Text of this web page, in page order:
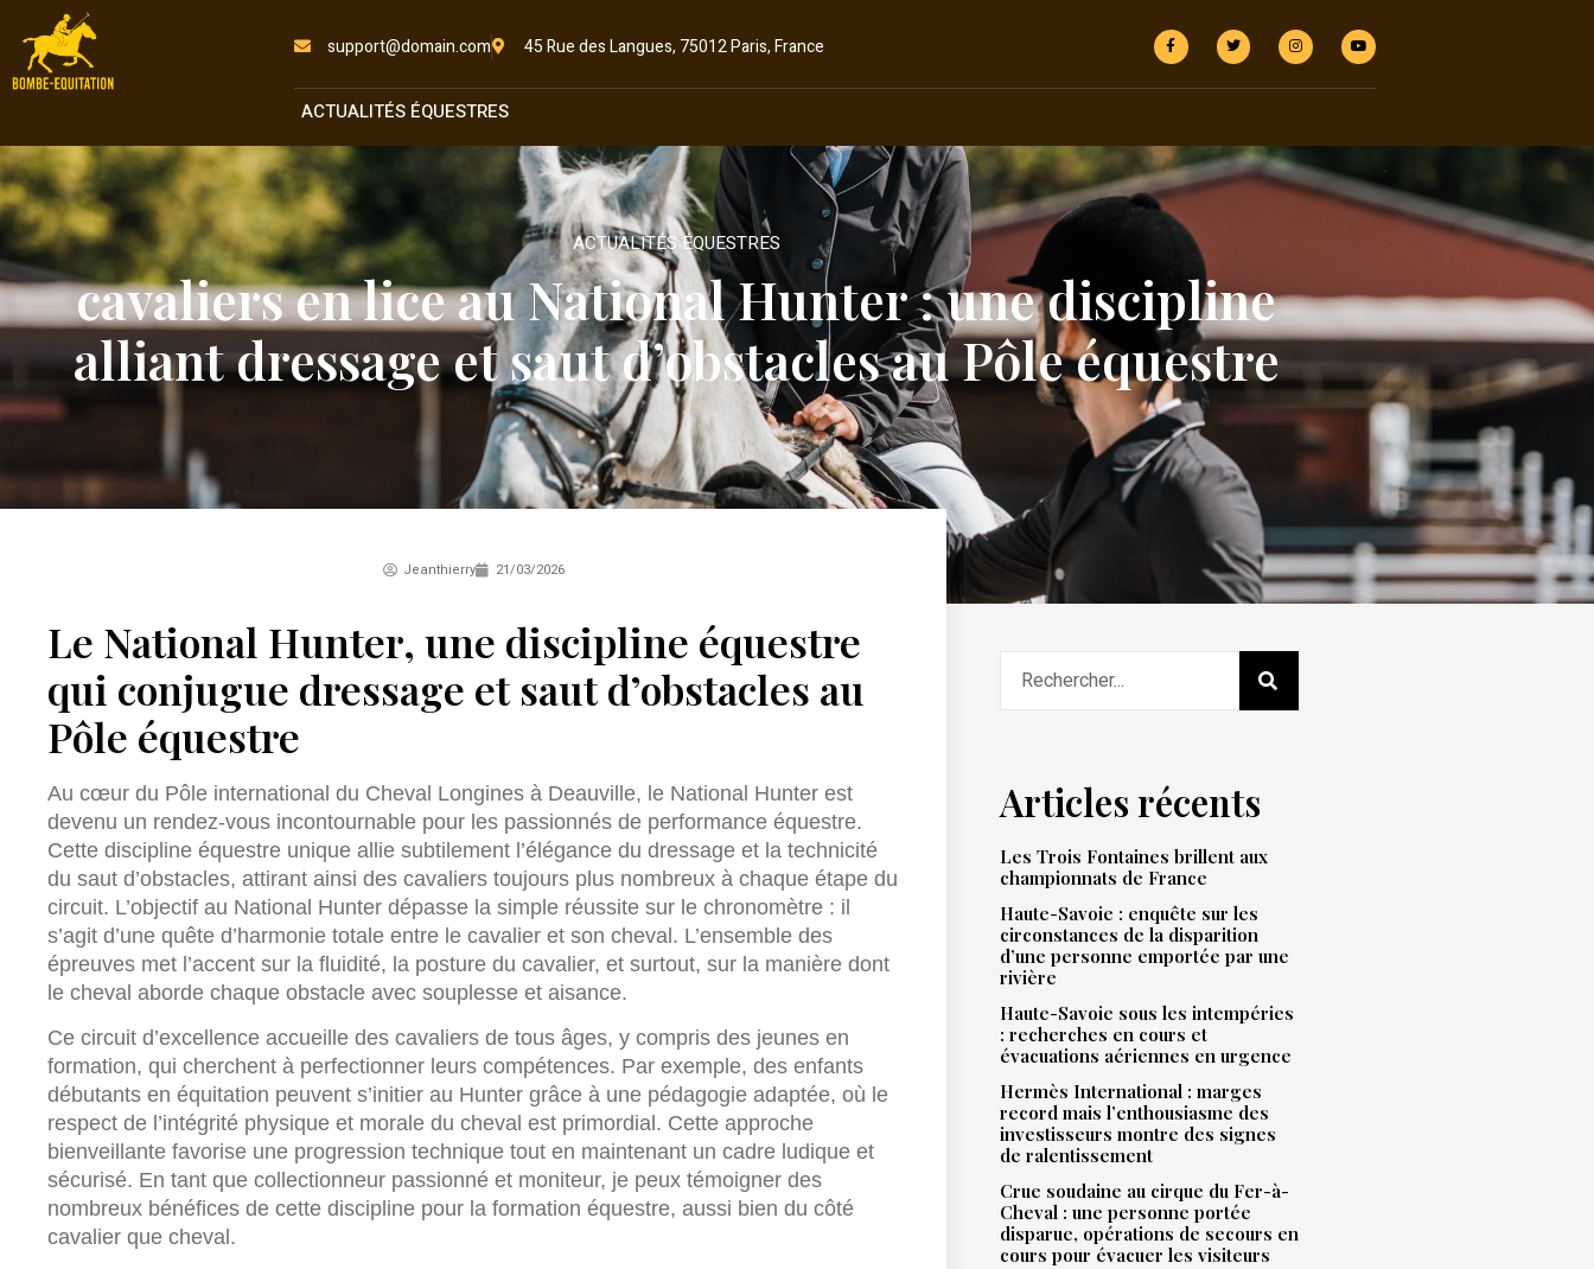
support@domain.com 45 Rue des Langues, 75012 Paris, France
ACTUALITÉS ÉQUESTRES
ACTUALITÉS ÉQUESTRES
cavaliers en lice au National Hunter : une discipline
alliant dressage et saut d’obstacles au Pôle équestre
Jeanthierry 21/03/2026
Le National Hunter, une discipline équestre
qui conjugue dressage et saut d’obstacles au
Pôle équestre
Au cœur du Pôle international du Cheval Longines à Deauville, le National Hunter est
devenu un rendez-vous incontournable pour les passionnés de performance équestre.
Cette discipline équestre unique allie subtilement l’élégance du dressage et la technicité
du saut d’obstacles, attirant ainsi des cavaliers toujours plus nombreux à chaque étape du
circuit. L’objectif au National Hunter dépasse la simple réussite sur le chronomètre : il
s’agit d’une quête d’harmonie totale entre le cavalier et son cheval. L’ensemble des
épreuves met l’accent sur la fluidité, la posture du cavalier, et surtout, sur la manière dont
le cheval aborde chaque obstacle avec souplesse et aisance.
Ce circuit d’excellence accueille des cavaliers de tous âges, y compris des jeunes en
formation, qui cherchent à perfectionner leurs compétences. Par exemple, des enfants
débutants en équitation peuvent s’initier au Hunter grâce à une pédagogie adaptée, où le
respect de l’intégrité physique et morale du cheval est primordial. Cette approche
bienveillante favorise une progression technique tout en maintenant un cadre ludique et
sécurisé. En tant que collectionneur passionné et moniteur, je peux témoigner des
nombreux bénéfices de cette discipline pour la formation équestre, aussi bien du côté
cavalier que cheval.
Articles récents
Les Trois Fontaines brillent aux
championnats de France
Haute-Savoie : enquête sur les
circonstances de la disparition
d’une personne emportée par une
rivière
Haute-Savoie sous les intempéries
: recherches en cours et
évacuations aériennes en urgence
Hermès International : marges
record mais l’enthousiasme des
investisseurs montre des signes
de ralentissement
Crue soudaine au cirque du Fer-à-
Cheval : une personne portée
disparue, opérations de secours en
cours pour évacuer les visiteurs